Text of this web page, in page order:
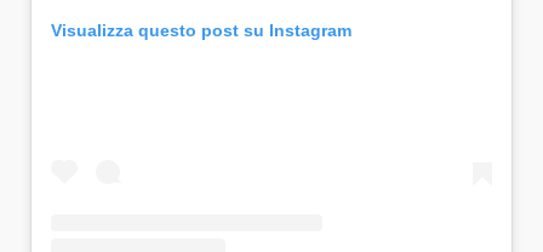
Visualizza questo post su Instagram